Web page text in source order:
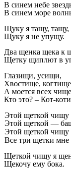
В синем небе
В синем море
(А.
Щуку я тащу, тащу,
Щуку я не упущу.
Два щенка щека к
Щетку щиплют в
(С.
Глазищи, усищи,
Хвостище,
А моется всех
Кто это? – Кот-
Этой щеткой чищу
Этой щеткой —
Этой щеткой чищу
Все три щетки
Щеткой чищу я
Щекочу ему бока.